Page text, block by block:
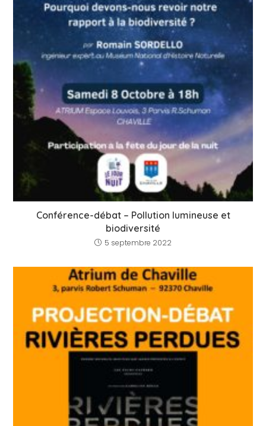
Conférence-débat – Pollution lumineuse et
biodiversité
5 septembre 2022